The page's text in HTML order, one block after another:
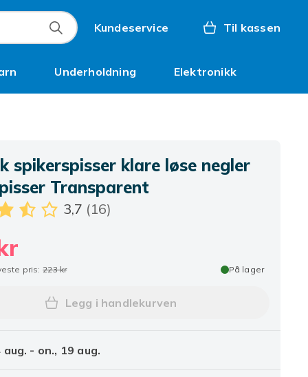
Kundeservice Til kassen
Underholdning Elektronikk
spikerspisser klare løse negler
Transparent
3,7 (16)
pris: 223 kr På lager
Legg 500 stk spikerspisser klare
Legg i handlekurven
aug. - on., 19 aug.